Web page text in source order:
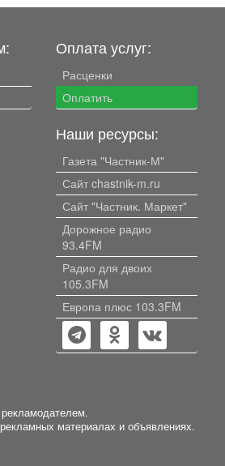
Оплата услуг:
Расценки
Оплатить
Наши ресурсы:
Газета "Частник-М"
Сайт chastnik-m.ru
Сайт "Частник. Маркет"
Дорожное радио
93.4FM
Радио для двоих
105.3FM
Европа плюс 103.3FM
материалах и объявлениях.